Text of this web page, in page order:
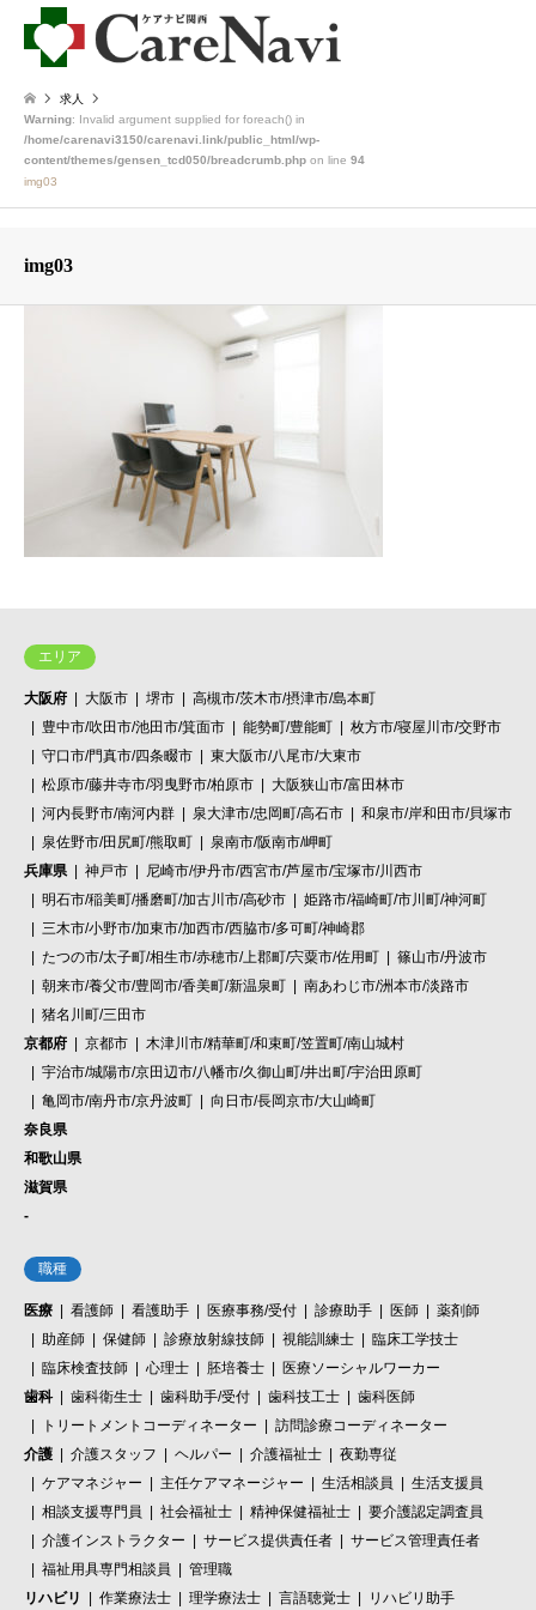
求人
Warning: Invalid argument supplied for foreach() in
/home/carenavi3150/carenavi.link/public_html/wp-
content/themes/gensen_tcd050/breadcrumb.php on line 94
img03
img03
エリア
大阪府 大阪市 堺市
高槻市/茨木市/摂津市/島本町
豊中市/吹田市/池田市/箕面市
能勢町/豊能町
枚方市/寝屋川市/交野市
守口市/門真市/四条畷市
東大阪市/八尾市/大東市
松原市/藤井寺市/羽曳野市/柏原市
大阪狭山市/富田林市
河内長野市/南河内群
泉大津市/忠岡町/高石市
和泉市/岸和田市/貝塚市
泉佐野市/田尻町/熊取町
泉南市/阪南市/岬町
兵庫県
神戸市
尼崎市/伊丹市/西宮市/芦屋市/宝塚市/川西市
明石市/稲美町/播磨町/加古川市/高砂市
姫路市/福崎町/市川町/神河町
三木市/小野市/加東市/加西市/西脇市/多可町/神崎郡
たつの市/太子町/相生市/赤穂市/上郡町/宍粟市/佐用町
篠山市/丹波市
朝来市/養父市/豊岡市/香美町/新温泉町
南あわじ市/洲本市/淡路市
猪名川町/三田市
京都府
京都市
木津川市/精華町/和束町/笠置町/南山城村
宇治市/城陽市/京田辺市/八幡市/久御山町/井出町/宇治田原町
亀岡市/南丹市/京丹波町
向日市/長岡京市/大山崎町
奈良県
和歌山県
滋賀県
-
職種
医療 看護師 看護助手 医療事務/受付 診療助手 医師
薬剤師
助産師
保健師 診療放射線技師 視能訓練士
臨床工学技士
臨床検査技師
心理士 胚培養士
医療ソーシャルワーカー
歯科
歯科衛生士 歯科助手/受付 歯科技工士
歯科医師
トリートメントコーディネーター
訪問診療コーディネーター
介護
介護スタッフ ヘルパー 介護福祉士
夜勤専従
ケアマネジャー
主任ケアマネージャー 生活相談員
生活支援員
相談支援専門員
社会福祉士 精神保健福祉士
要介護認定調査員
介護インストラクター
サービス提供責任者
サービス管理責任者
福祉用具専門相談員
管理職
リハビリ
作業療法士 理学療法士 言語聴覚士 リハビリ助手